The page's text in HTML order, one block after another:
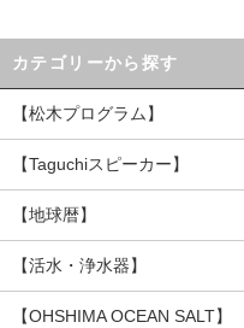
カテゴリーから探す
【松木プログラム】
【Taguchiスピーカー】
【地球暦】
【活水・浄水器】
【OHSHIMA OCEAN SALT】